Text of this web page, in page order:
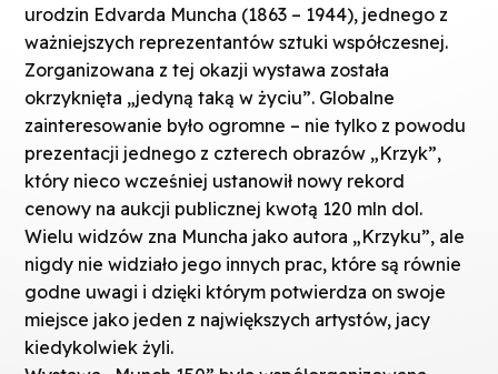
urodzin Edvarda Muncha (1863 – 1944), jednego z
ważniejszych reprezentantów sztuki współczesnej.
Zorganizowana z tej okazji wystawa została
okrzyknięta „jedyną taką w życiu”. Globalne
zainteresowanie było ogromne – nie tylko z powodu
prezentacji jednego z czterech obrazów „Krzyk”,
który nieco wcześniej ustanowił nowy rekord
cenowy na aukcji publicznej kwotą 120 mln dol.
Wielu widzów zna Muncha jako autora „Krzyku”, ale
nigdy nie widziało jego innych prac, które są równie
godne uwagi i dzięki którym potwierdza on swoje
miejsce jako jeden z największych artystów, jacy
kiedykolwiek żyli.